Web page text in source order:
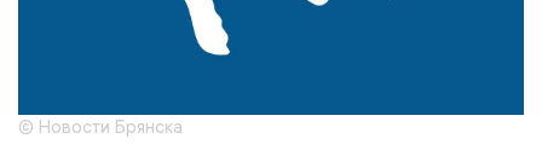
© Новости Брянска